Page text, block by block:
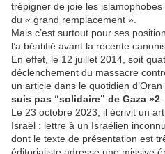
trépigner de joie les
du « grand remplacement ».
Mais c’est surtout pour ses
l’a béatifié avant la récente
En effet, le 12 juillet 2014, soit
déclenchement du massacre
un article dans le quotidien d’Oran
suis pas “solidaire” de Gaza »2
Le 23 octobre 2023, il écrivit un
Israël : lettre à un Israélien
dont le texte de présentation est